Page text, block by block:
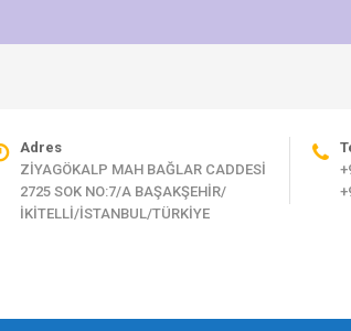
Adres
ZİYAGÖKALP MAH BAĞLAR CADDESİ
2725 SOK NO:7/A BAŞAKŞEHİR/
İKİTELLİ/İSTANBUL/TÜRKİYE